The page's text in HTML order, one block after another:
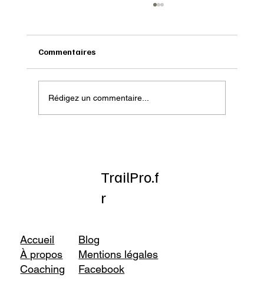
Onatera : Pour affronter l’hiver
Commentaires
Rédigez un commentaire...
TrailPro.f
r
Accueil
À propos
Coaching
Blog
Mentions légales
Facebook